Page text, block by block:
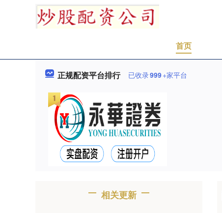
首页
正规配资平台排行 已收录999+家平台
相关更新